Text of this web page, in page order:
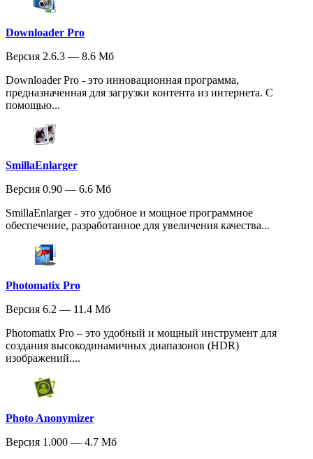
Downloader Pro
Версия 2.6.3 — 8.6 Мб
Downloader Pro - это инновационная программа,
предназначенная для загрузки контента из интернета. С
помощью...
SmillaEnlarger
Версия 0.90 — 6.6 Мб
SmillaEnlarger - это удобное и мощное программное
обеспечение, разработанное для увеличения качества...
Photomatix Pro
Версия 6.2 — 11.4 Мб
Photomatix Pro – это удобный и мощный инструмент для
создания высокодинамичных диапазонов (HDR)
изображений....
Photo Anonymizer
Версия 1.000 — 4.7 Мб